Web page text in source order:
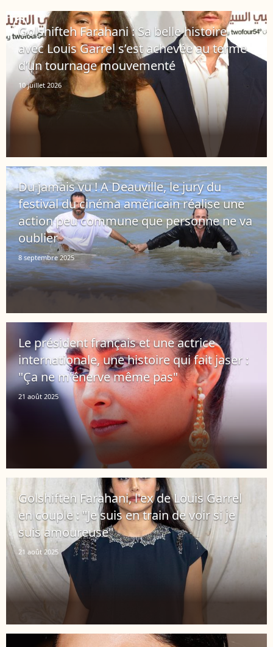
player2
Golshifteh Farahani : Sa belle histoire
avec Louis Garrel s’est achevée au terme
d’un tournage mouvementé
10 juillet 2026
Du jamais vu ! A Deauville, le jury du
festival du cinéma américain réalise une
action peu commune que personne ne va
oublier
8 septembre 2025
Le président français et une actrice
internationale, une histoire qui fait jaser :
"Ça ne m'énerve même pas"
21 août 2025
Golshifteh Farahani, l'ex de Louis Garrel
en couple : "Je suis en train de voir si je
suis amoureuse"
21 août 2025